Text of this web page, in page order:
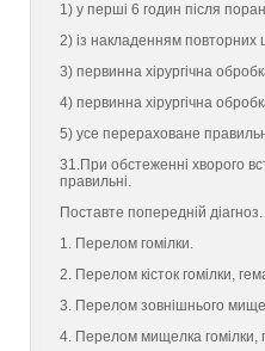
1) у першi 6 годин пiсля
2) iз накладенням повторних
3) первинна хiрургiчна
4) первинна хiрургiчна
5) усе перераховане
31.При обстеженнi хворого
правильнi.
Поставте попереднiй дiагноз.
1. Перелом гомiлки.
2. Перелом кiсток гомiлки,
3. Перелом зовнiшнього
4. Перелом мищелка гомiлки,